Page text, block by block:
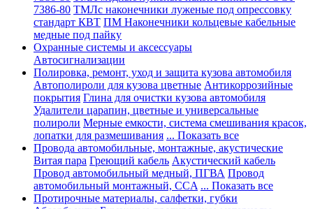
7386-80 ТМЛс наконечники луженые под опрессовку
стандарт КВТ ПМ Наконечники кольцевые кабельные
медные под пайку
Охранные системы и аксессуары
Автосигнализации
Полировка, ремонт, уход и защита кузова автомобиля
Автополироли для кузова цветные Антикоррозийные
покрытия Глина для очистки кузова автомобиля
Удалители царапин, цветные и универсальные
полироли Мерные емкости, система смешивания красок,
лопатки для размешивания ... Показать все
Провода автомобильные, монтажные, акустические
Витая пара Греющий кабель Акустический кабель
Провод автомобильный медный, ПГВА Провод
автомобильный монтажный, CCA ... Показать все
Протирочные материалы, салфетки, губки